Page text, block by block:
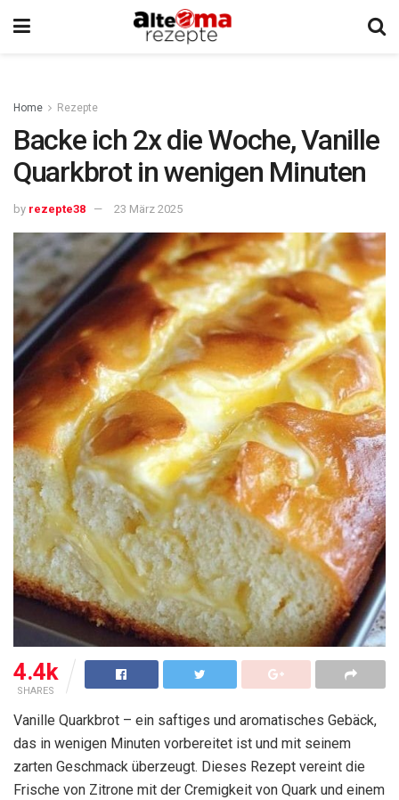
Home Rezepte
Backe ich 2x die Woche, Vanille
Quarkbrot in wenigen Minuten
by rezepte38 23 März 2025
4.4k
SHARES
Vanille Quarkbrot – ein saftiges und aromatisches Gebäck,
das in wenigen Minuten vorbereitet ist und mit seinem
zarten Geschmack überzeugt. Dieses Rezept vereint die
Frische von Zitrone mit der Cremigkeit von Quark und einem